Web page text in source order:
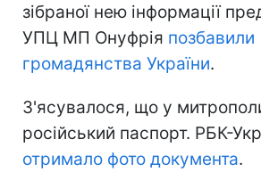
зібраної нею інформації
УПЦ МП Онуфрія позбавили
громадянства України.
З'ясувалося, що у
російський паспорт. РБК-
отримало фото документа.